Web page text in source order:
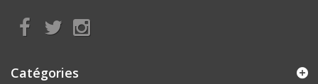
Catégories